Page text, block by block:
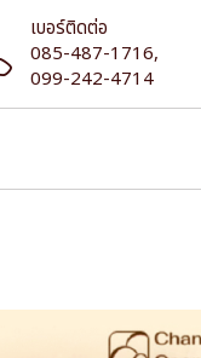
เบอร์ติดต่อ
085-487-1716,
099-242-4714